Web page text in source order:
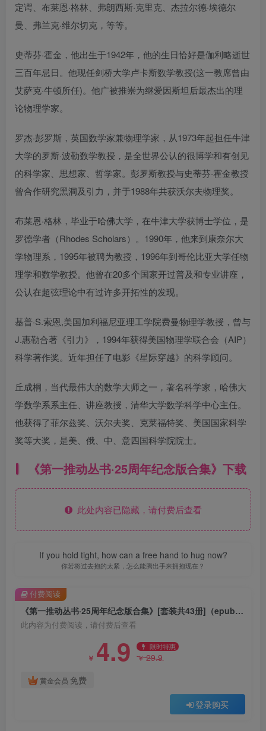
定谔、布莱恩·格林、弗朗西斯·克里克、杰拉尔德·埃德尔
曼、弗兰克·维尔切克，等等。
史蒂芬·霍金，他出生于1942年，他的生日恰好是伽利略逝世
三百年忌日。他现任剑桥大学卢卡斯数学教授(这一教席曾由
艾萨克·牛顿所任)。他广被推崇为继爱因斯坦后最杰出的理
论物理学家。
罗杰·彭罗斯，英国数学家兼物理学家，从1973年起担任牛津
大学的罗斯·波勒数学教授，是全世界公认的很博学和有创见
的科学家、思想家、哲学家。彭罗斯教授与史蒂芬·霍金教授
曾合作研究黑洞及引力，并于1988年共获沃尔夫物理奖。
布莱恩·格林，毕业于哈佛大学，在牛津大学获博士学位，是
罗德学者（Rhodes Scholars）。1990年，他来到康奈尔大
学物理系，1995年被聘为教授，1996年到哥伦比亚大学任物
理学和数学教授。他曾在20多个国家开过普及和专业讲座，
公认在超弦理论中有过许多开拓性的发现。
基普·S.索恩,美国加利福尼亚理工学院费曼物理学教授，曾与
J.惠勒合著《引力》，1994年获得美国物理学联合会（AIP）
科学著作奖。近年担任了电影《星际穿越》的科学顾问。
丘成桐，当代最伟大的数学大师之一，著名科学家，哈佛大
学数学系系主任、讲座教授，清华大学数学科学中心主任。
他获得了菲尔兹奖、沃尔夫奖、克莱福特奖、美国国家科学
奖等大奖，是美、俄、中、意四国科学院院士。
《第一推动丛书·25周年纪念版合集》下载
此处内容已隐藏，请付费后查看
If you hold tight, how can a free hand to hug now?
你若将过去抱的太紧，怎么能腾出手来拥抱现在？
《第一推动丛书·25周年纪念版合集》[套装共43册]（epub+mobi+azw3+pdf）
此内容为付费阅读，请付费后查看
￥ 4.9 限时特惠
￥29.9
黄金会员 免费
登录购买
付费阅读